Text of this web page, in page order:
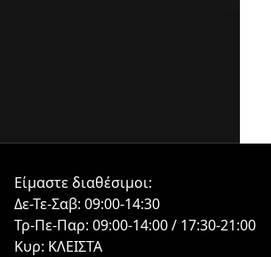
Είμαστε διαθέσιμοι:
Δε-Τε-Σαβ: 09:00-14:30
Τρ-Πε-Παρ: 09:00-14:00 / 17:30-21:00
Κυρ: ΚΛΕΙΣΤΑ